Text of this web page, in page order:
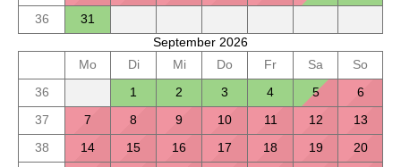
36
31
September 2026
Mo
Di Mi Do Fr Sa
So
36
1 2 3 4 5
6
37
7 8 9 10 11 12
13
38
14 15 16 17 18 19
20